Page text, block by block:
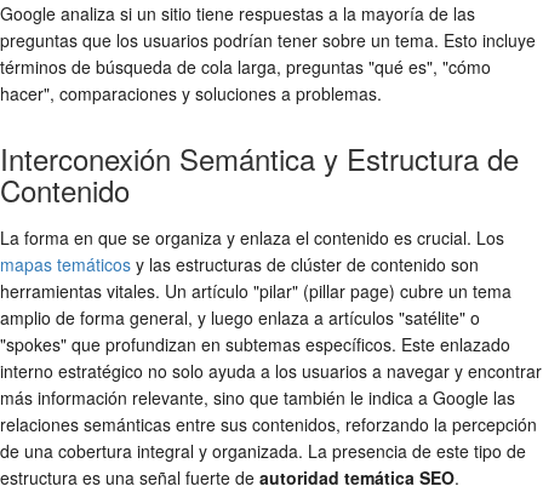
Google analiza si un sitio tiene respuestas a la mayoría de las
preguntas que los usuarios podrían tener sobre un tema. Esto incluye
términos de búsqueda de cola larga, preguntas "qué es", "cómo
hacer", comparaciones y soluciones a problemas.
Interconexión Semántica y Estructura de
Contenido
La forma en que se organiza y enlaza el contenido es crucial. Los
mapas temáticos y las estructuras de clúster de contenido son
herramientas vitales. Un artículo "pilar" (pillar page) cubre un tema
amplio de forma general, y luego enlaza a artículos "satélite" o
"spokes" que profundizan en subtemas específicos. Este enlazado
interno estratégico no solo ayuda a los usuarios a navegar y encontrar
más información relevante, sino que también le indica a Google las
relaciones semánticas entre sus contenidos, reforzando la percepción
de una cobertura integral y organizada. La presencia de este tipo de
estructura es una señal fuerte de autoridad temática SEO.